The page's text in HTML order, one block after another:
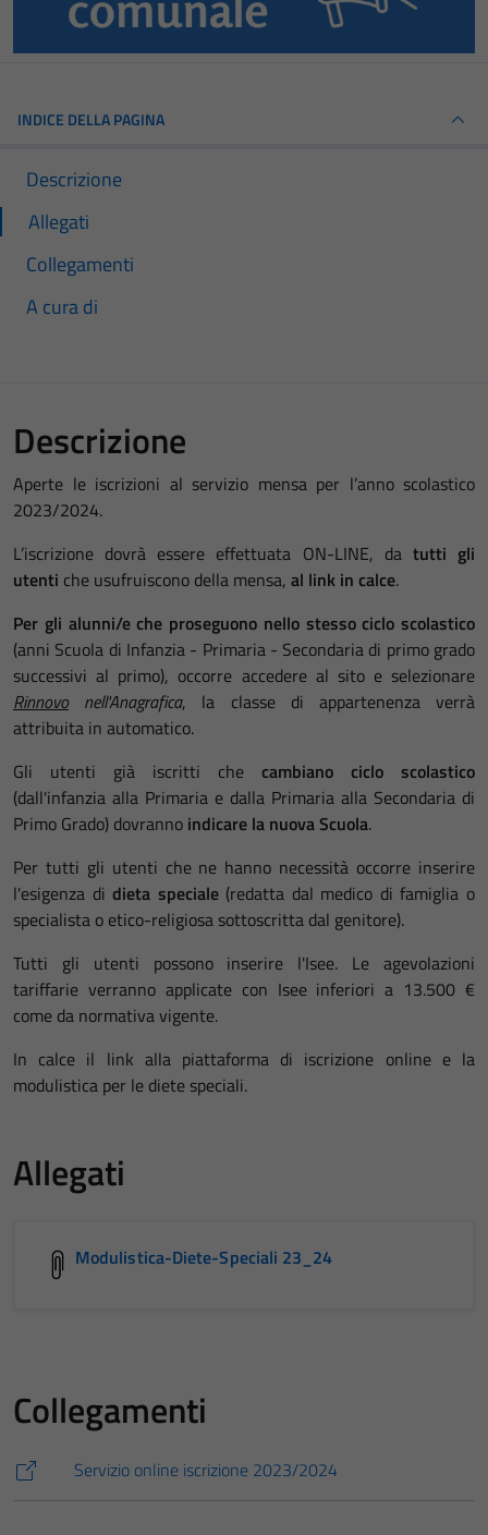
INDICE DELLA PAGINA
Descrizione
Allegati
Collegamenti
A cura di
Descrizione
Aperte le iscrizioni al servizio mensa per l’anno scolastico
2023/2024.
L’iscrizione dovrà essere effettuata ON-LINE, da tutti gli
utenti che usufruiscono della mensa, al link in calce.
Per gli alunni/e che proseguono nello stesso ciclo scolastico
(anni Scuola di Infanzia - Primaria - Secondaria di primo grado
successivi al primo), occorre accedere al sito e selezionare
Rinnovo nell'Anagrafica, la classe di appartenenza verrà
attribuita in automatico.
Gli utenti già iscritti che cambiano ciclo scolastico
(dall'infanzia alla Primaria e dalla Primaria alla Secondaria di
Primo Grado) dovranno indicare la nuova Scuola.
Per tutti gli utenti che ne hanno necessità occorre inserire
l'esigenza didieta speciale(redatta dal medico di famiglia o
specialista o etico-religiosa sottoscritta dal genitore).
Tutti gli utenti possono inserire l'Isee. Le agevolazioni
tariffarie verranno applicate con Isee inferiori a 13.500 €
come da normativa vigente.
In calce il link alla piattaforma di iscrizione online e la
modulistica per le diete speciali.
Allegati
Modulistica-Diete-Speciali 23_24
Collegamenti
Servizio online iscrizione 2023/2024